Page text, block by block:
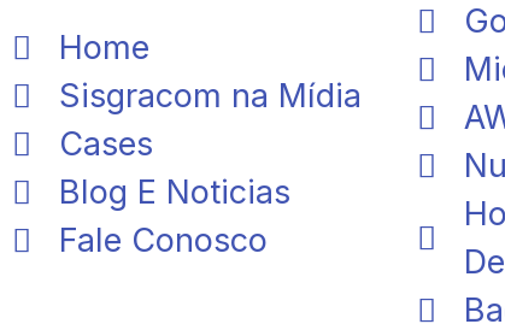
Home
Sisgracom na Mídia
Cases
Blog E Noticias
Fale Conosco